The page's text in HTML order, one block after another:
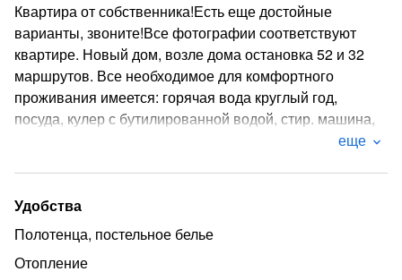
Квартира от собственника!Есть еще достойные
варианты, звоните!Все фотографии соответствуют
квартире. Новый дом, возле дома остановка 52 и 32
маршрутов. Все необходимое для комфортного
проживания имеется: горячая вода круглый год,
посуда, кулер с бутилированной водой, стир. машина,
утюг, фен, телевизор, DVD, Wi-fi, микроволновка.еще
Удобства
Полотенца, постельное белье
Отопление